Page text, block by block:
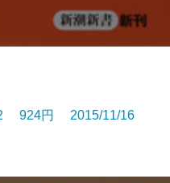
2 924円 2015/11/16